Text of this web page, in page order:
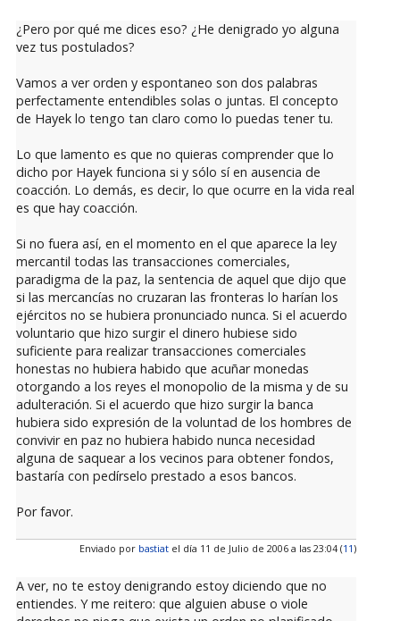
¿Pero por qué me dices eso? ¿He denigrado yo alguna
vez tus postulados?
Vamos a ver orden y espontaneo son dos palabras
perfectamente entendibles solas o juntas. El concepto
de Hayek lo tengo tan claro como lo puedas tener tu.
Lo que lamento es que no quieras comprender que lo
dicho por Hayek funciona si y sólo sí en ausencia de
coacción. Lo demás, es decir, lo que ocurre en la vida real
es que hay coacción.
Si no fuera así, en el momento en el que aparece la ley
mercantil todas las transacciones comerciales,
paradigma de la paz, la sentencia de aquel que dijo que
si las mercancías no cruzaran las fronteras lo harían los
ejércitos no se hubiera pronunciado nunca. Si el acuerdo
voluntario que hizo surgir el dinero hubiese sido
suficiente para realizar transacciones comerciales
honestas no hubiera habido que acuñar monedas
otorgando a los reyes el monopolio de la misma y de su
adulteración. Si el acuerdo que hizo surgir la banca
hubiera sido expresión de la voluntad de los hombres de
convivir en paz no hubiera habido nunca necesidad
alguna de saquear a los vecinos para obtener fondos,
bastaría con pedírselo prestado a esos bancos.
Por favor.
Enviado por bastiatel día 11 de Julio de 2006 a las 23:04 (11)
A ver, no te estoy denigrando estoy diciendo que no
entiendes. Y me reitero: que alguien abuse o viole